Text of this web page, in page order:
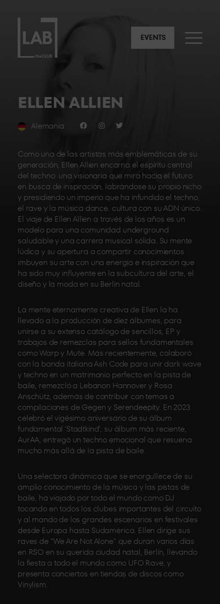
EVENTS
ELLEN ALLIEN
Alemania
Como una de las artistas más emblemáticas de su
generación, Ellen Allien encarna el espíritu central
del techno: una visionaria que mira hacia el futuro
en busca de inspiración, labrándose su propio nicho
y presidiendo un imperio que ha infundido el techno,
el rave y la música dance. cultura con su ADN único.
El viaje de Ellen Allien a través de los años es un
modelo para una comunidad underground
saludable y una carrera musical sólida. Su mente
lúdica y su apertura a compartir conocimientos
imbuyen su arte con una energía e inspiración que
ha sido muy influyente en la subcultura del arte, el
diseño y la moda en su Berlín natal.
La mente eternamente creativa de Ellen la ha
llevado a la producción de diez álbumes, para
unirse a su extenso catálogo de sencillos, EP y
trabajos de remezclas para sellos fundamentales
como Warp y Mute. Más recientemente, colaboró
con la banda italiana Ash Code para unir dark wave
y techno en un matrimonio perfecto en la pista de
baile, remezcló a Lebanon Hannover y Rosa
Anschütz, además de contribuir con temas a
compilaciones de Gegen y Serendeepity. En 2023
celebró el vigésimo aniversario de su álbum
fundamental ‘Stadtkind’; su álbum más reciente,
AurAA, entregó un techno emocional que resuena
mucho más allá de la pista de baile.
Una selectora dinámica que se enorgullece de su
amplio conocimiento de la música y las pistas de
baile, ha viajado por todo el mundo como DJ
tocando en todos los clubes importantes del circuito
y al mando de los grandes escenarios en festivales
desde Europa hasta Sudamérica. Ellen dirige sus
raves de “We Are Not Alone” que duran varios días
en RSO en su querida ciudad natal, Berlín, llevando
la fiesta a todo el mundo como UFO Rave, y
presenta conciertos en tiendas de discos como
Vinylism.